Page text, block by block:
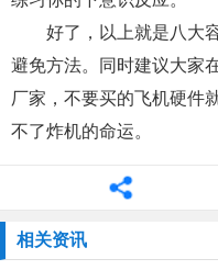
好了，以上就是八大容
避免方法。同时建议大家
厂家，不要买的飞机硬件
不了炸机的命运。
相关资讯